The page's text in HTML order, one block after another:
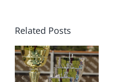
Related Posts